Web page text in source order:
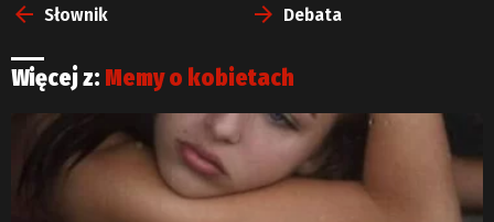
więcejSłownik Debata
Więcej z: Memy o kobietach